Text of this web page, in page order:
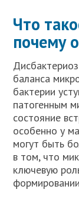
Что
почему
баланса
бактерии
патогенным
состояние
особенно у
могут быть
в том, что
ключевую